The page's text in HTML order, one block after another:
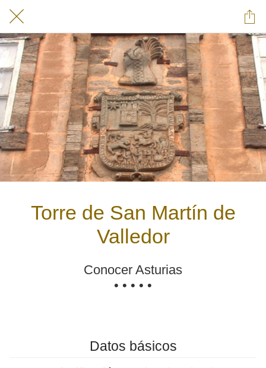
Torre de San Martín de
Valledor
Conocer Asturias
• • • • •
Datos básicos